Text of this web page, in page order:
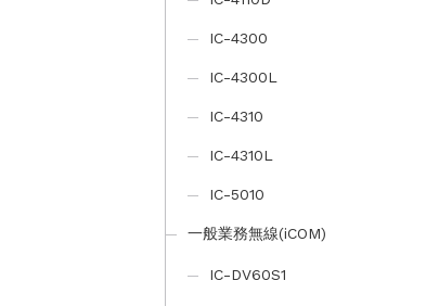
IC-4300
IC-4300L
IC-4310
IC-4310L
IC-5010
一般業務無線(iCOM)
IC-DV60S1